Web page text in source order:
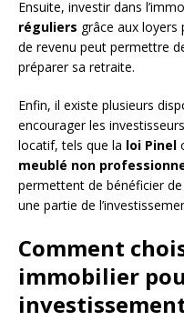
Ensuite, investir dans
réguliers grâce aux loyers
de revenu peut permettre
préparer sa retraite.
Enfin, il existe plusieurs
encourager les
locatif, tels que la loi Pinel
meublé non
permettent de bénéficier
une partie de
Comment
immobilier